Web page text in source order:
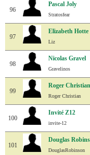
96
Pascal Joly
Stratosfear
97
Elizabeth Hotte
Liz
98
Nicolas Gravel
Gravelinos
99
Roger Christian
Roger Christian
100
Invité Z12
invite-12
101
Douglas
DouglasRobinson